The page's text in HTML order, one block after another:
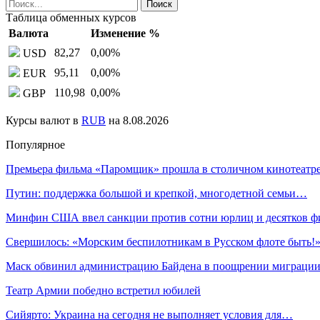
Таблица обменных курсов
Валюта
Изменение %
USD
82,27 0,00%
EUR
95,11 0,00%
GBP
110,98 0,00%
Курсы валют в RUB на 8.08.2026
Популярное
Премьера фильма «Паромщик» прошла в столичном
Путин: поддержка большой и крепкой, многодетной семьи…
Минфин США ввел санкции против сотни юрлиц и десятков
Свершилось: «Морским беспилотникам в Русском флоте быть!»
Маск обвинил администрацию Байдена в поощрении
Театр Армии победно встретил юбилей
Сийярто: Украина на сегодня не выполняет условия для…